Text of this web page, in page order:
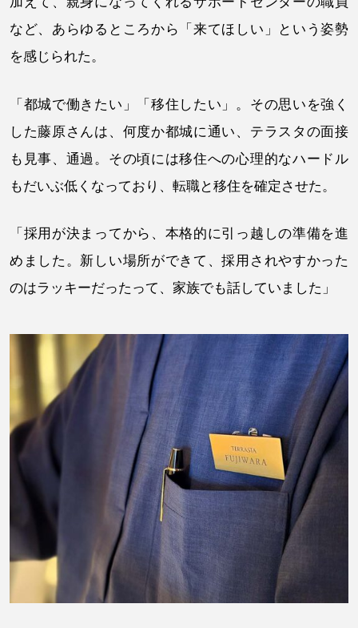
など、あらゆるところから「来てほしい」という姿勢
を感じられた。
「都城で働きたい」「移住したい」。その思いを強く
した藤原さんは、何度か都城に通い、テラスタの面接
も見事、通過。その頃には移住への心理的なハードル
もだいぶ低くなっており、転職と移住を確定させた。
「採用が決まってから、本格的に引っ越しの準備を進
めました。新しい場所ができて、採用されやすかった
のはラッキーだったって、家族でも話していました」